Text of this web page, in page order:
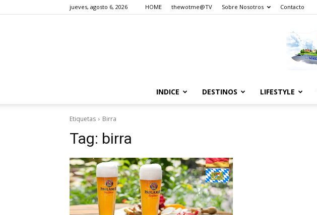
jueves, agosto 6, 2026 HOME thewotme@TV Sobre Nosotros Contacto
INDICE DESTINOS LIFESTYLE
Etiquetas Birra
Tag: birra